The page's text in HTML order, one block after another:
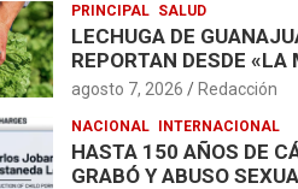
PRINCIPAL SALUD
LECHUGA DE
REPORTAN DESDE «LA
agosto 7, 2026 Redacción
NACIONAL INTERNACIONAL
HASTA 150 AÑOS DE
GRABÓ Y ABUSO